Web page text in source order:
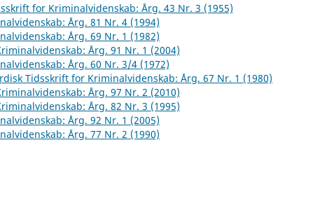
for Kriminalvidenskab: Årg. 43 Nr. 3 (1955)
Årg. 81 Nr. 4 (1994)
Årg. 69 Nr. 1 (1982)
Årg. 91 Nr. 1 (2004)
Årg. 60 Nr. 3/4 (1972)
Tidsskrift for Kriminalvidenskab: Årg. 67 Nr. 1 (1980)
Årg. 97 Nr. 2 (2010)
Årg. 82 Nr. 3 (1995)
Årg. 92 Nr. 1 (2005)
Årg. 77 Nr. 2 (1990)